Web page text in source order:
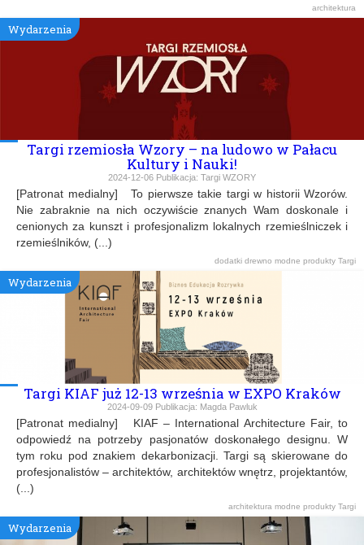
architektura
Wydarzenia
Targi rzemiosła Wzory – na ludowo w Pałacu
Kultury i Nauki!
2024-12-06 Publikacja: Targi WZORY
[Patronat medialny] To pierwsze takie targi w historii Wzorów.
Nie zabraknie na nich oczywiście znanych Wam doskonale i
cenionych za kunszt i profesjonalizm lokalnych rzemieślniczek i
rzemieślników, (...)
dodatki drewno modne produkty Targi
Wydarzenia
Targi KIAF już 12-13 września w EXPO Kraków
2024-09-09Publikacja: Magda Pawluk
[Patronat medialny] KIAF – International Architecture Fair, to
odpowiedź na potrzeby pasjonatów doskonałego designu. W
tym roku pod znakiem dekarbonizacji. Targi są skierowane do
profesjonalistów – architektów, architektów wnętrz, projektantów,
(...)
architektura modne produkty Targi
Wydarzenia